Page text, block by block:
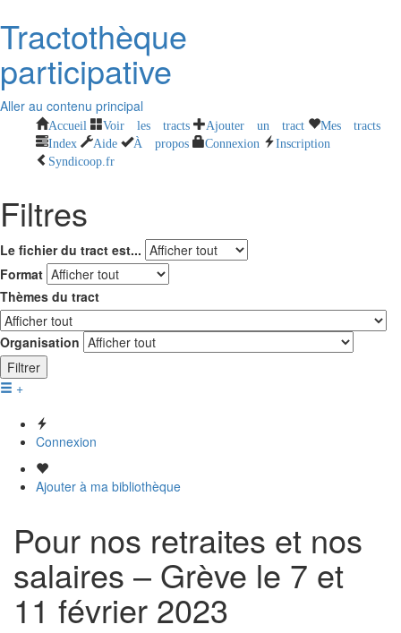
Tractothèque
participative
Aller au contenu principal
Accueil Voir les tracts Ajouter un tract
Mes tracts
Index
Aide À propos Connexion
Inscription
Syndicoop.fr
Filtres
Le fichier du tract est...
Format
Thèmes du tract
Organisation
Filtrer
+
Connexion
Ajouter à ma bibliothèque
Pour nos retraites et nos
salaires – Grève le 7 et
11 février 2023